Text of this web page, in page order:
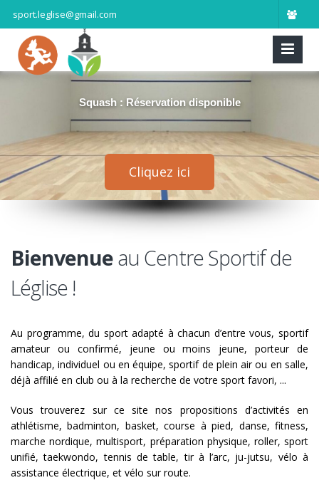
sport.leglise@gmail.com
Squash : Réservation disponible
Cliquez ici
Bienvenueau Centre Sportif de
Léglise !
Au programme, du sport adapté à chacun d’entre vous, sportif
amateur ou confirmé, jeune ou moins jeune, porteur de
handicap, individuel ou en équipe, sportif de plein air ou en salle,
déjà affilié en club ou à la recherche de votre sport favori, ...
Vous trouverez sur ce site nos propositions d’activités en
athlétisme, badminton, basket, course à pied, danse, fitness,
marche nordique, multisport, préparation physique, roller, sport
unifié, taekwondo, tennis de table, tir à l’arc, ju-jutsu, vélo à
assistance électrique, et vélo sur route.